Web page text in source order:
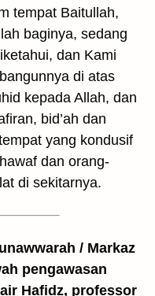
tempat Baitullah,
baginya, sedang
dan Kami
di atas
kepada Allah, dan
bid’ah dan
yang kondusif
dan orang-
di sekitarnya.
/ Markaz
pengawasan
Hafidz, professor